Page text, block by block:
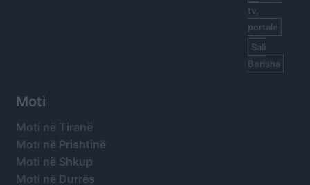
tv,
portale
Sali
Berisha
Moti
Moti në Tiranë
Moti në Prishtinë
Moti në Shkup
Moti në Durrës